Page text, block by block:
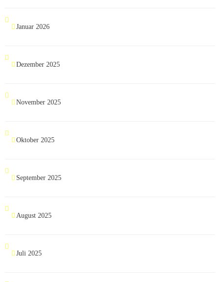
Januar 2026
Dezember 2025
November 2025
Oktober 2025
September 2025
August 2025
Juli 2025